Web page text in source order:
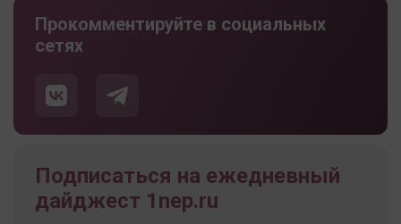
Прокомментируйте в социальных
сетях
Подписаться на ежедневный
дайджест 1nep.ru